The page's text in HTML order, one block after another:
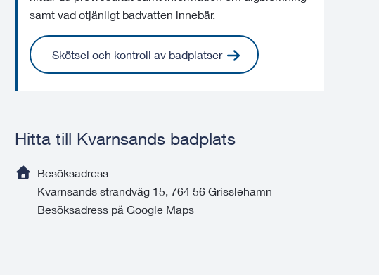
samt vad otjänligt badvatten innebär.
Skötsel och kontroll av badplatser
Hitta till Kvarnsands badplats
Besöksadress
Kvarnsands strandväg 15, 764 56 Grisslehamn
Besöksadress på Google Maps